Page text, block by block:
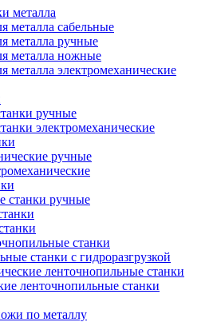
металла
металла сабельные
металла ручные
металла ножные
металла электромеханические
ручные
электромеханические
ручные
станки ручные
станки
станки с гидроразгрузкой
ленточнопильные станки
ленточнопильные станки
по металлу